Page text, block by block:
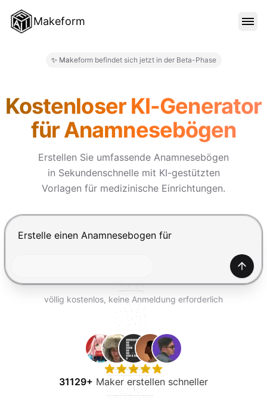
Makeform
BLOG
PREISE
✨ Makeform befindet sich jetzt in der Beta-Phase
Kostenloser KI-Generator
für Anamnesebögen
Erstellen Sie umfassende Anamnesebögen
in Sekundenschnelle mit KI-gestützten
Vorlagen für medizinische Einrichtungen.
Drücke Enter zum Absenden, Shift+Enter für einen
völlig kostenlos, keine Anmeldung erforderlich
31129+ Maker erstellen schneller